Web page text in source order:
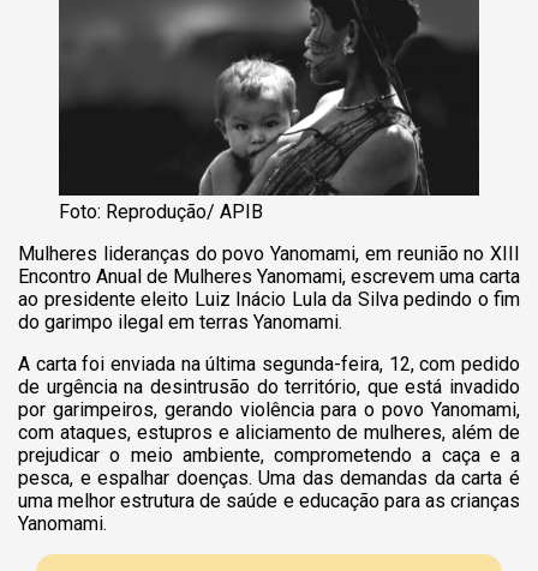
Foto: Reprodução/ APIB
Mulheres lideranças do povo Yanomami, em reunião no XIII
Encontro Anual de Mulheres Yanomami, escrevem uma carta
ao presidente eleito Luiz Inácio Lula da Silva pedindo o fim
do garimpo ilegal em terras Yanomami.
A carta foi enviada na última segunda-feira, 12, com pedido
de urgência na desintrusão do território, que está invadido
por garimpeiros, gerando violência para o povo Yanomami,
com ataques, estupros e aliciamento de mulheres, além de
prejudicar o meio ambiente, comprometendo a caça e a
pesca, e espalhar doenças. Uma das demandas da carta é
uma melhor estrutura de saúde e educação para as crianças
Yanomami.